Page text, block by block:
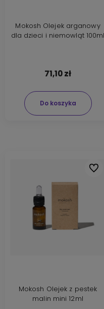
Mokosh Olejek arganowy
dla dzieci i niemowląt 100ml
71,10 zł
Do koszyka
Mokosh Olejek z pestek
malin mini 12ml
Do